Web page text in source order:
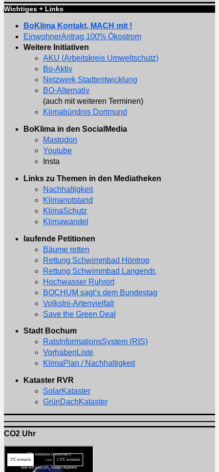
Wichtiges + Links
BoKlima Kontakt, MACH mit !
EinwohnerAntrag 100% Ökostrom
Weitere Initiativen
AKU (Arbeitskreis Umweltschutz)
Bo-Aktiv
Netzwerk Stadtentwicklung
BO-Alternativ
(auch mit weiteren Terminen)
Klimabündnis Dortmund
BoKlima in den SocialMedia
Mastodon
Youtube
Insta
Links zu Themen in den Mediatheken
Nachhaltigkeit
Klimanotstand
KlimaSchutz
Klimawandel
laufende Petitionen
Bäume retten
Rettung Schwimmbad Höntrop
Rettung Schwimmbad Langendr.
Hochwasser Ruhrort
BOCHUM sagt’s dem Bundestag
VolksIni-Artenvielfalt
Save the Green Deal
Stadt Bochum
RatsInformationsSystem (RIS)
VorhabenListe
KlimaPlan / Nachhaltigkeit
Kataster RVR
SolarKataster
GrünDachKataster
CO2 Uhr